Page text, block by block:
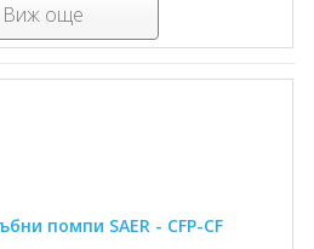
Виж още
помпи SAER - CFP-CF